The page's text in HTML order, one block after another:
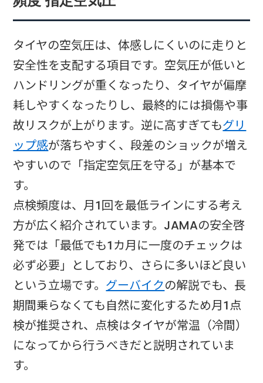
タイヤの空気圧は、体感しにくいのに走りと
安全性を支配する項目です。空気圧が低いと
ハンドリングが重くなったり、タイヤが偏摩
耗しやすくなったりし、最終的には損傷や事
故リスクが上がります。逆に高すぎてもグリ
ップ感が落ちやすく、段差のショックが増え
やすいので「指定空気圧を守る」が基本で
す。
点検頻度は、月1回を最低ラインにする考え
方が広く紹介されています。JAMAの安全啓
発では「最低でも1カ月に一度のチェックは
必ず必要」としており、さらに多いほど良い
という立場です。 グーバイクの解説でも、長
期間乗らなくても自然に変化するため月1点
検が推奨され、点検はタイヤが常温（冷間）
になってから行うべきだと説明されていま
す。